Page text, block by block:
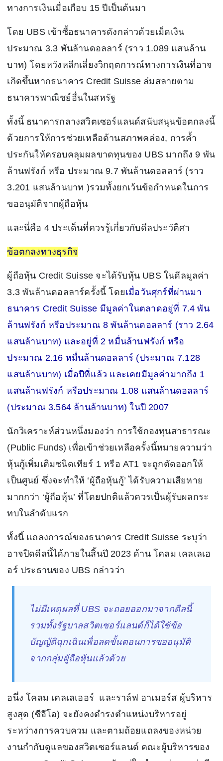
ทางการเงินเมื่อเกือบ 15 ปีเป็นต้นมา
โดย UBS เข้าซื้อธนาคารดังกล่าวด้วยเม็ดเงิน
ประมาณ 3.3 พันล้านดอลลาร์ (ราว 1.089 แสนล้าน
บาท) โดยหวังหลีกเลี่ยงวิกฤตการณ์ทางการเงินที่อาจ
เกิดขึ้นหากธนาคาร Credit Suisse ล่มสลายตาม
ธนาคารพาณิชย์อื่นในสหรัฐ
ทั้งนี้ ธนาคารกลางสวิตเซอร์แลนด์สนับสนุนข้อตกลงนี้
ด้วยการให้การช่วยเหลือด้านสภาพคล่อง, การค้ำ
ประกันให้ครอบคลุมผลขาดทุนของ UBS มากถึง 9 พัน
ล้านฟรังก์ หรือ ประมาณ 9.7 พันล้านดอลลาร์ (ราว
3.201 แสนล้านบาท )รวมทั้งยกเว้นข้อกําหนดในการ
ขออนุมัติจากผู้ถือหุ้น
และนี่คือ 4 ประเด็นที่ควรรู้เกี่ยวกับดีลประวัติศา
ข้อตกลงทางธุรกิจ
ผู้ถือหุ้น Credit Suisse จะได้รับหุ้น UBS ในดีลมูลค่า
3.3 พันล้านดอลลาร์ครั้งนี้ โดยเมื่อวันศุกร์ที่ผ่านมา
ธนาคาร Credit Suisse มีมูลค่าในตลาดอยู่ที่ 7.4 พัน
ล้านฟรังก์ หรือประมาณ 8 พันล้านดอลลาร์ (ราว 2.64
แสนล้านบาท) และอยู่ที่ 2 หมื่นล้านฟรังก์ หรือ
ประมาณ 2.16 หมื่นล้านดอลลาร์ (ประมาณ 7.128
แสนล้านบาท) เมื่อปีที่แล้ว และเคยมีมูลค่ามากถึง 1
แสนล้านฟรังก์ หรือประมาณ 1.08 แสนล้านดอลลาร์
(ประมาณ 3.564 ล้านล้านบาท) ในปี 2007
นักวิเคราะห์ส่วนหนึ่งมองว่า การใช้กองทุนสาธารณะ
(Public Funds) เพื่อเข้าช่วยเหลือครั้งนี้หมายความว่า
หุ้นกู้เพิ่มเติมชนิดเทียร์ 1 หรือ AT1 จะถูกตัดออกให้
เป็นศูนย์ ซึ่งจะทำให้ ‘ผู้ถือหุ้นกู้’ ได้รับความเสียหาย
มากกว่า ‘ผู้ถือหุ้น’ ที่โดยปกติแล้วควรเป็นผู้รับผลกระ
ทบในลำดับแรก
ทั้งนี้ แถลงการณ์ของธนาคาร Credit Suisse ระบุว่า
อาจปิดดีลนี้ได้ภายในสิ้นปี 2023 ด้าน โคลม เคลเลเฮ
อร์ ประธานของ UBS กล่าวว่า
ไม่มีเหตุผลที่ UBS จะถอยออกมาจากดีลนี้
รวมทั้งรัฐบาลสวิตเซอร์แลนด์ก็ได้ใช้ข้อ
บัญญัติฉุกเฉินเพื่อลดขั้นตอนการขออนุมัติ
จากกลุ่มผู้ถือหุ้นแล้วด้วย
อนึ่ง โคลม เคลเลเฮอร์ และราล์ฟ ฮาเมอร์ส ผู้บริหาร
สูงสุด (ซีอีโอ) จะยังคงดำรงตำแหน่งบริหารอยู่
ระหว่างการควบควม และตามถ้อยแถลงของหน่วย
งานกำกับดูแลของสวิตเซอร์แลนด์ คณะผู้บริหารของ